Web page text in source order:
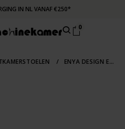
IN NL VANAF €250*
0
/ ENYA DESIGN EETKAMERSTOEL